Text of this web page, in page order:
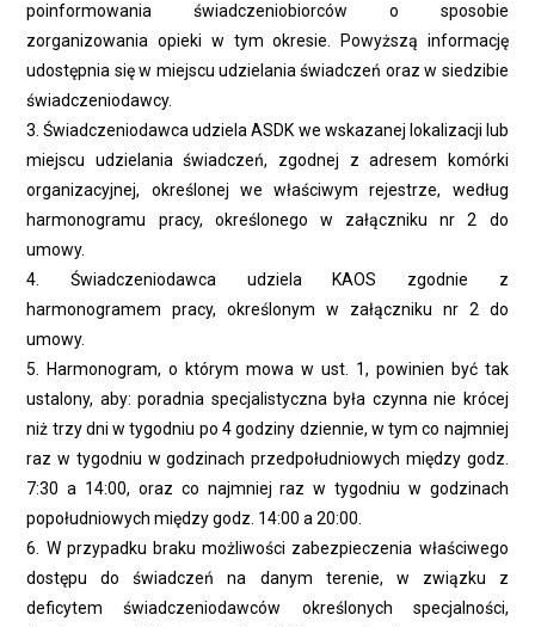
poinformowania świadczeniobiorców o sposobie
zorganizowania opieki w tym okresie. Powyższą informację
udostępnia się w miejscu udzielania świadczeń oraz w siedzibie
świadczeniodawcy.
3. Świadczeniodawca udziela ASDK we wskazanej lokalizacji lub
miejscu udzielania świadczeń, zgodnej z adresem komórki
organizacyjnej, określonej we właściwym rejestrze, według
harmonogramu pracy, określonego w załączniku nr 2 do
umowy.
4. Świadczeniodawca udziela KAOS zgodnie z
harmonogramem pracy, określonym w załączniku nr 2 do
umowy.
5. Harmonogram, o którym mowa w ust. 1, powinien być tak
ustalony, aby: poradnia specjalistyczna była czynna nie krócej
niż trzy dni w tygodniu po 4 godziny dziennie, w tym co najmniej
raz w tygodniu w godzinach przedpołudniowych między godz.
7:30 a 14:00, oraz co najmniej raz w tygodniu w godzinach
popołudniowych między godz. 14:00 a 20:00.
6. W przypadku braku możliwości zabezpieczenia właściwego
dostępu do świadczeń na danym terenie, w związku z
deficytem świadczeniodawców określonych specjalności,